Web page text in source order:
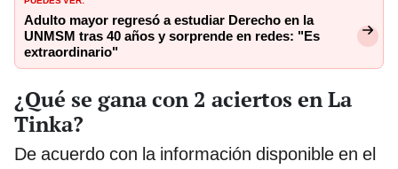
Adulto mayor regresó a estudiar Derecho en la
UNMSM tras 40 años y sorprende en redes: "Es
extraordinario"
¿Qué se gana con 2 aciertos en La
Tinka?
De acuerdo con la información disponible en el